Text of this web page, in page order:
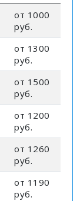
от 1000
руб.
от 1300
руб.
от 1500
руб.
от 1200
руб.
от 1260
руб.
от 1190
руб.